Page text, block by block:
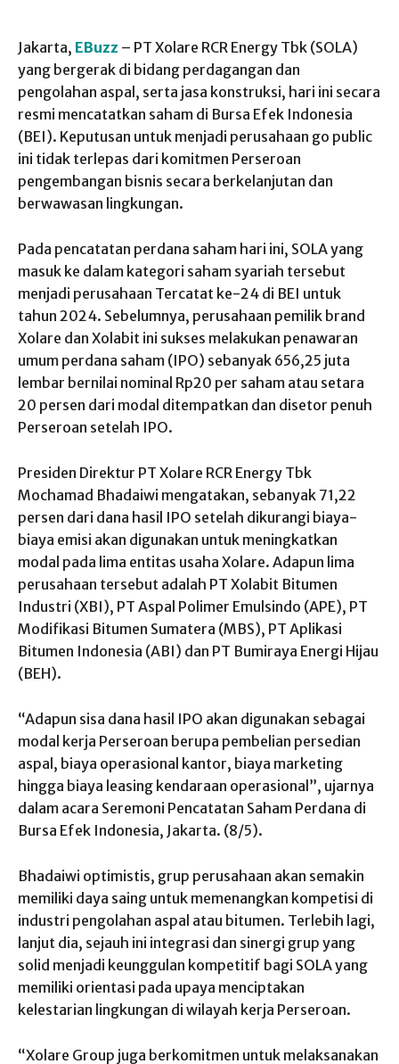
Jakarta, EBuzz – PT Xolare RCR Energy Tbk (SOLA)
yang bergerak di bidang perdagangan dan
pengolahan aspal, serta jasa konstruksi, hari ini secara
resmi mencatatkan saham di Bursa Efek Indonesia
(BEI). Keputusan untuk menjadi perusahaan go public
ini tidak terlepas dari komitmen Perseroan
pengembangan bisnis secara berkelanjutan dan
berwawasan lingkungan.
Pada pencatatan perdana saham hari ini, SOLA yang
masuk ke dalam kategori saham syariah tersebut
menjadi perusahaan Tercatat ke-24 di BEI untuk
tahun 2024. Sebelumnya, perusahaan pemilik brand
Xolare dan Xolabit ini sukses melakukan penawaran
umum perdana saham (IPO) sebanyak 656,25 juta
lembar bernilai nominal Rp20 per saham atau setara
20 persen dari modal ditempatkan dan disetor penuh
Perseroan setelah IPO.
Presiden Direktur PT Xolare RCR Energy Tbk
Mochamad Bhadaiwi mengatakan, sebanyak 71,22
persen dari dana hasil IPO setelah dikurangi biaya-
biaya emisi akan digunakan untuk meningkatkan
modal pada lima entitas usaha Xolare. Adapun lima
perusahaan tersebut adalah PT Xolabit Bitumen
Industri (XBI), PT Aspal Polimer Emulsindo (APE), PT
Modifikasi Bitumen Sumatera (MBS), PT Aplikasi
Bitumen Indonesia (ABI) dan PT Bumiraya Energi Hijau
(BEH).
“Adapun sisa dana hasil IPO akan digunakan sebagai
modal kerja Perseroan berupa pembelian persedian
aspal, biaya operasional kantor, biaya marketing
hingga biaya leasing kendaraan operasional”, ujarnya
dalam acara Seremoni Pencatatan Saham Perdana di
Bursa Efek Indonesia, Jakarta. (8/5).
Bhadaiwi optimistis, grup perusahaan akan semakin
memiliki daya saing untuk memenangkan kompetisi di
industri pengolahan aspal atau bitumen. Terlebih lagi,
lanjut dia, sejauh ini integrasi dan sinergi grup yang
solid menjadi keunggulan kompetitif bagi SOLA yang
memiliki orientasi pada upaya menciptakan
kelestarian lingkungan di wilayah kerja Perseroan.
“Xolare Group juga berkomitmen untuk melaksanakan